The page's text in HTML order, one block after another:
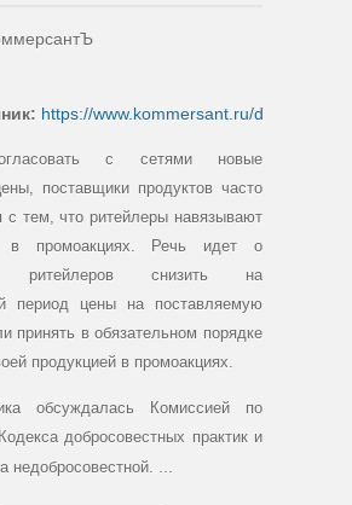
https://www.kommersant.ru/doc/
с сетями новые
поставщики продуктов часто
с тем, что ритейлеры навязывают
в промоакциях. Речь идет о
ритейлеров снизить на
период цены на поставляемую
принять в обязательном порядке
продукцией в промоакциях.
обсуждалась Комиссией по
добросовестных практик и
недобросовестной.